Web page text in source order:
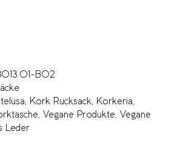
B02
Kork Rucksack Korkeria
Vegane Produkte
Vegane
Leder